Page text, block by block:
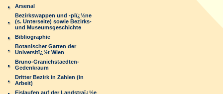
Arsenal
Bezirkswappen und -plï¿½ne
(s. Unterseite) sowie Bezirks-
und Museumsgeschichte
Bibliographie
Botanischer Garten der
Universitï¿½t Wien
Bruno-Granichstaedten-
Gedenkraum
Dritter Bezirk in Zahlen (in
Arbeit)
Eislaufen auf der Landstraï¿½e